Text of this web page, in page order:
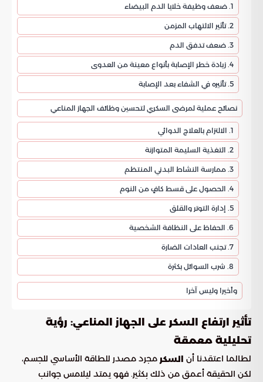
1. ضعف وظيفة خلايا الدم البيضاء
2. تأثير الالتهاب المزمن
3. ضعف تدفق الدم
4. زيادة خطر الإصابة بأنواع معينة من العدوى
5. تأثيره في الشفاء بعد الإصابة
نصائح عملية لمرضى السكري لتحسين وظائف الجهاز المناعي
1. الالتزام بالعلاج الدوائي
2. التغذية السليمة المتوازنة
3. ممارسة النشاط البدني المنتظم
4. الحصول على قسط كافٍ من النوم
5. إدارة التوتر والقلق
6. الحفاظ على النظافة الشخصية
7. تجنب العادات الضارة
8. شرب السوائل بكثرة
وأخيرا وليس آخرا
تأثير ارتفاع السكر على الجهاز المناعي: رؤية
تحليلية معمقة
لطالما اعتقدنا أن السكر مجرد مصدر للطاقة الأساسي للجسم،
لكن الحقيقة أعمق من ذلك بكثير. فهو يمتد ليلامس جوانب